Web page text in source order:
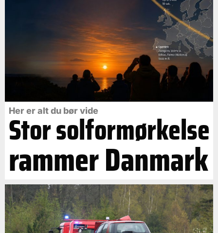
Her er alt du bør vide
Stor solformørkelse
rammer Danmark